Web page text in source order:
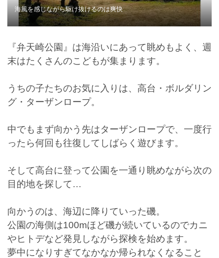
海風を感じながら駆け抜けるのは爽快
『弁天崎公園』は海沿いにあって眺めもよく、週
末はたくさんのこどもが集まります。
うちの子たちのお気に入りは、高台・ボルダリン
グ・ターザンロープ。
中でもまず向かう先はターザンロープで、一度行
ったら何回も往復してしばらく遊びます。
そして高台に登って公園を一通り眺めながら次の
目的地を探して…
向かうのは、海辺に降りていった磯。
公園の海側は100mほど磯が続いているのでカニ
やヒトデなど発見しながら探検を始めます。
夢中になりすぎてなかなか帰られなくなること